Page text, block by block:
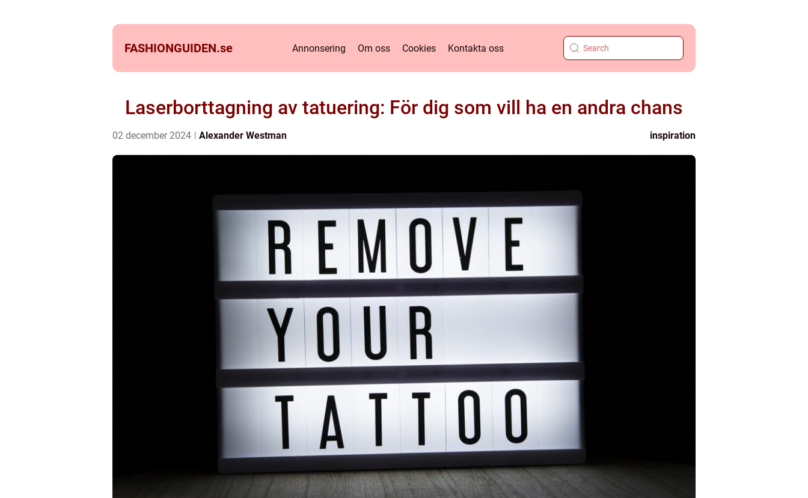
FASHIONGUIDEN.se Annonsering Om oss Cookies Kontakta oss
Laserborttagning av tatuering: För dig som vill ha en andra chans
02 december 2024 Alexander Westman inspiration